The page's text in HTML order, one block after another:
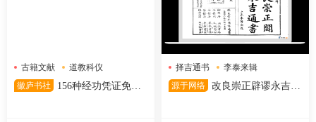
古籍文献
道教科仪
道教符箓
徽庐书社
156种经功凭证免费
择吉通书
李泰来辑
清宣统石印本
源于网络
改良崇正辟谬永吉通